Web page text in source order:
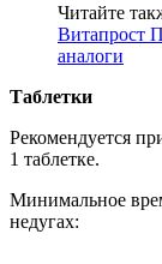
Читайте
Витапрост
аналоги
Таблетки
Рекомендуется
1 таблетке.
Минимальное
недугах: